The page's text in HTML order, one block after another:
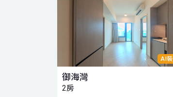
AI
御海灣
2房